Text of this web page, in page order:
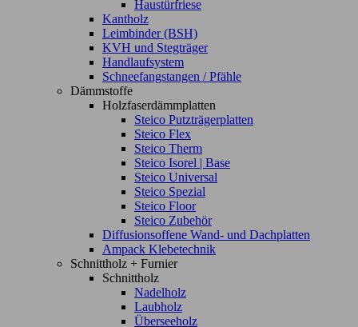
Haustürfriese
Kantholz
Leimbinder (BSH)
KVH und Stegträger
Handlaufsystem
Schneefangstangen / Pfähle
Dämmstoffe
Holzfaserdämmplatten
Steico Putzträgerplatten
Steico Flex
Steico Therm
Steico Isorel | Base
Steico Universal
Steico Spezial
Steico Floor
Steico Zubehör
Diffusionsoffene Wand- und Dachplatten
Ampack Klebetechnik
Schnittholz + Furnier
Schnittholz
Nadelholz
Laubholz
Überseeholz